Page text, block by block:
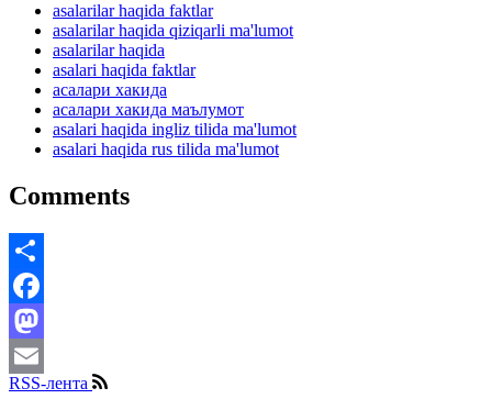
asalarilar haqida faktlar
asalarilar haqida qiziqarli ma'lumot
asalarilar haqida
asalari haqida faktlar
асалари хакида
асалари хакида маълумот
asalari haqida ingliz tilida ma'lumot
asalari haqida rus tilida ma'lumot
Comments
Share
Facebook
Mastodon
Email
RSS-лента